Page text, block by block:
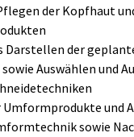
der Kopfhaut
Darstellen der
Auswählen und
Umformprodukte und
sowie